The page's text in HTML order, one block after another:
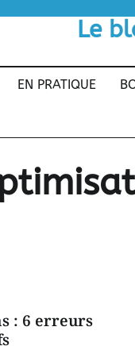
Le
EN PRATIQUE
: 6 erreurs